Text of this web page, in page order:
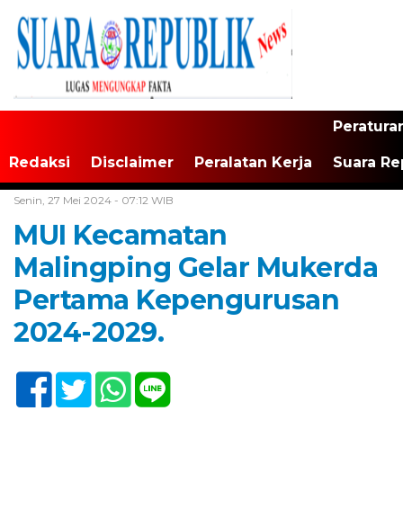
Redaksi Disclaimer Peralatan Kerja Suara
Senin, 27 Mei 2024 - 07:12 WIB
MUI Kecamatan
Malingping Gelar Mukerda
Pertama Kepengurusan
2024-2029.